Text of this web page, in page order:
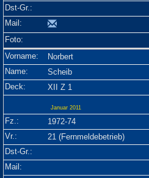
Norbert
Scheib
XII Z 1
Januar 2011
1972-74
21 (Fernmeldebetrieb)